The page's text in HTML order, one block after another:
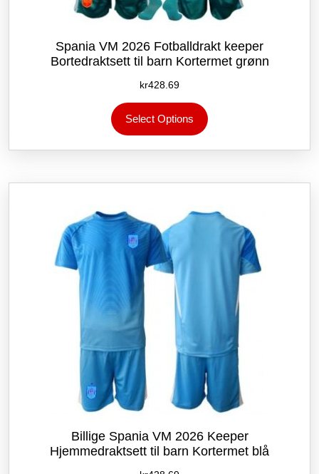
Spania VM 2026 Fotballdrakt keeper
Bortedraktsett til barn Kortermet grønn
kr428.69
Select Options
produktet
flere
Alternativene
velges
produktsiden
Billige Spania VM 2026 Keeper
Hjemmedraktsett til barn Kortermet blå